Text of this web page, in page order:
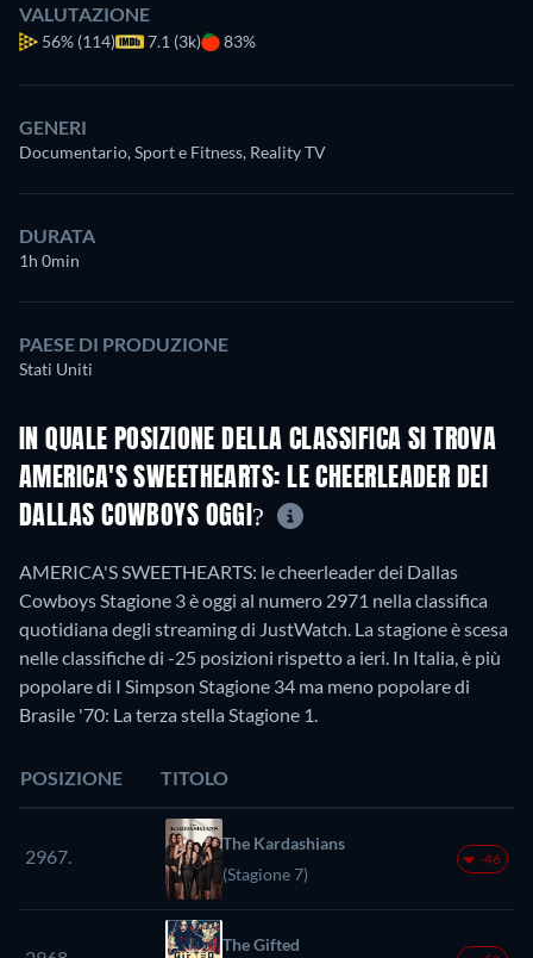
VALUTAZIONE
56% (114) 7.1 (3k) 83%
GENERI
Documentario, Sport e Fitness, Reality TV
DURATA
1h 0min
PAESE DI PRODUZIONE
Stati Uniti
IN QUALE POSIZIONE DELLA CLASSIFICA SI TROVA
AMERICA'S SWEETHEARTS: LE CHEERLEADER DEI
DALLAS COWBOYS OGGI?
AMERICA'S SWEETHEARTS: le cheerleader dei Dallas
Cowboys Stagione 3 è oggi al numero 2971 nella classifica
quotidiana degli streaming di JustWatch. La stagione è scesa
nelle classifiche di -25 posizioni rispetto a ieri. In Italia, è più
popolare di I Simpson Stagione 34 ma meno popolare di
Brasile '70: La terza stella Stagione 1.
POSIZIONE TITOLO
2967.
The Kardashians
(Stagione 7)
-46
The Gifted